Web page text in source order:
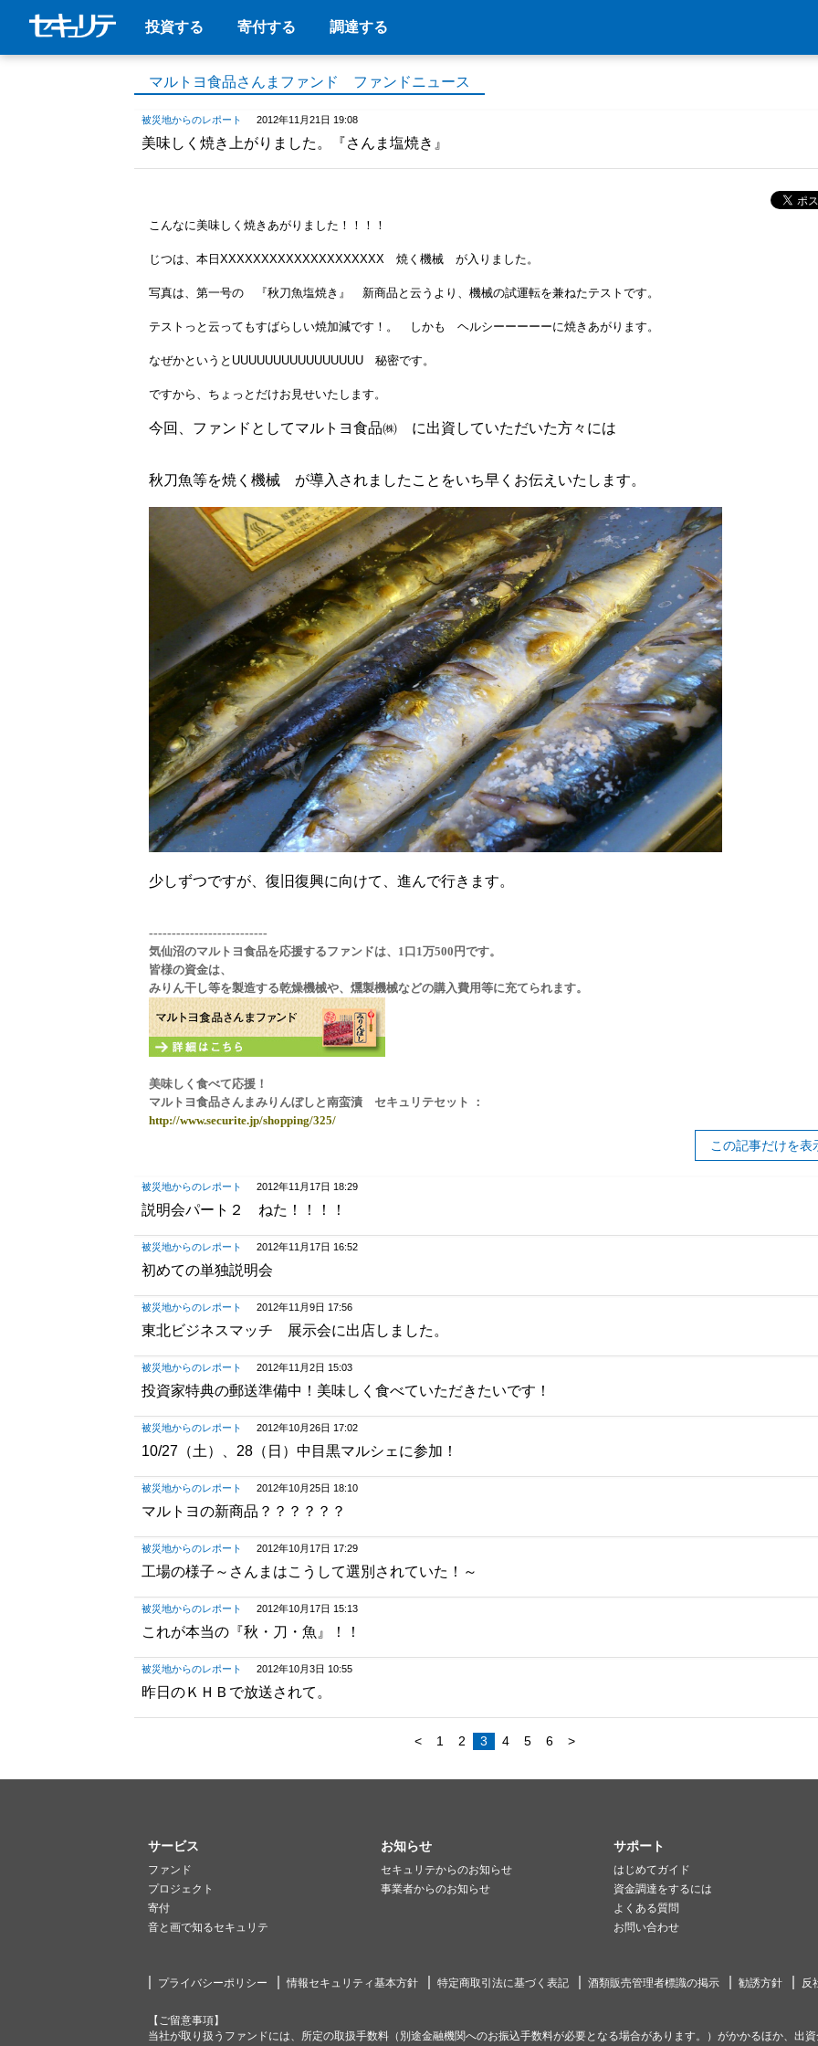
投資する 寄付する 調達する
マルトヨ食品さんまファンド ファンドニュース
被災地からのレポート 2012年11月21日 19:08
美味しく焼き上がりました。『さんま塩焼き』
こんなに美味しく焼きあがりました！！！！
じつは、本日XXXXXXXXXXXXXXXXXXXX 焼く機械 が入りました。
写真は、第一号の 『秋刀魚塩焼き』 新商品と云うより、機械の試運転を兼ねたテストです。
テストっと云ってもすばらしい焼加減です！。 しかも ヘルシーーーーーに焼きあがります。
なぜかというとUUUUUUUUUUUUUUUU 秘密です。
ですから、ちょっとだけお見せいたします。
今回、ファンドとしてマルトヨ食品㈱ に出資していただいた方々には
秋刀魚等を焼く機械 が導入されましたことをいち早くお伝えいたします。
少しずつですが、復旧復興に向けて、進んで行きます。
--------------------------
気仙沼のマルトヨ食品を応援するファンドは、1口1万500円です。
皆様の資金は、
みりん干し等を製造する乾燥機械や、燻製機械などの購入費用等に充てられます。
美味しく食べて応援！
マルトヨ食品さんまみりんぼしと南蛮漬 セキュリテセット ：
http://www.securite.jp/shopping/325/
この記事だけを表
被災地からのレポート 2012年11月17日 18:29
説明会パート２ ねた！！！！
被災地からのレポート 2012年11月17日 16:52
初めての単独説明会
被災地からのレポート 2012年11月9日 17:56
東北ビジネスマッチ 展示会に出店しました。
被災地からのレポート 2012年11月2日 15:03
投資家特典の郵送準備中！美味しく食べていただきたいです！
被災地からのレポート 2012年10月26日 17:02
10/27（土）、28（日）中目黒マルシェに参加！
被災地からのレポート 2012年10月25日 18:10
マルトヨの新商品？？？？？？
被災地からのレポート 2012年10月17日 17:29
工場の様子～さんまはこうして選別されていた！～
被災地からのレポート 2012年10月17日 15:13
これが本当の『秋・刀・魚』！！
被災地からのレポート 2012年10月3日 10:55
昨日のＫＨＢで放送されて。
< 1 2 3 4 5 6 >
サービス
ファンド
プロジェクト
寄付
音と画で知るセキュリテ
お知らせ
セキュリテからのお知らせ
事業者からのお知らせ
サポート
はじめてガイド
資金調達をするには
よくある質問
お問い合わせ
プライバシーポリシー 情報セキュリティ基本方針 特定商取引法に基づく表記 酒類販売管理者標識の掲示 勧誘方針 反
【ご留意事項】
当社が取り扱うファンドには、所定の取扱手数料（別途金融機関へのお振込手数料が必要となる場合があります。）がかかるほか、出